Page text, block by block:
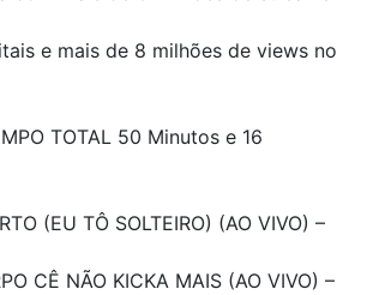
e mais de 8 milhões de views no
TOTAL 50 Minutos e 16
(EU TÔ SOLTEIRO) (AO VIVO) –
CÊ NÃO KICKA MAIS (AO VIVO) –